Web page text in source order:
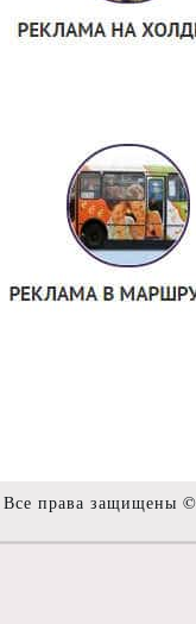
Все права защищены